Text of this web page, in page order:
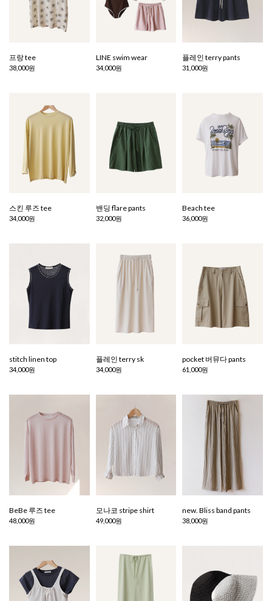
프랑 tee
38,000원
LINE swim wear
34,000원
플레인 terry pants
31,000원
스킨 루즈 tee
34,000원
밴딩 flare pants
32,000원
Beach tee
36,000원
stitch linen top
34,000원
플레인 terry sk
34,000원
pocket 버뮤다 pants
61,000원
BeBe 루즈 tee
48,000원
모나코 stripe shirt
49,000원
new. Bliss band pants
38,000원